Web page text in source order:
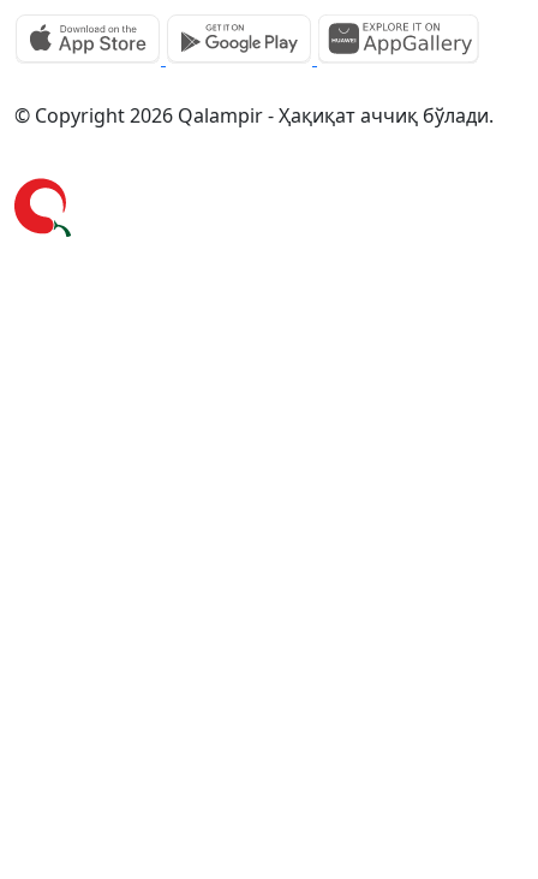
© Copyright 2026 Qalampir - Ҳақиқат аччиқ бўлади.